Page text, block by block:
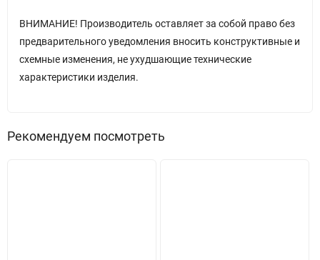
ВНИМАНИЕ! Производитель оставляет за собой право без
предварительного уведомления вносить конструктивные и
схемные изменения, не ухудшающие технические
характеристики изделия.
Рекомендуем посмотреть